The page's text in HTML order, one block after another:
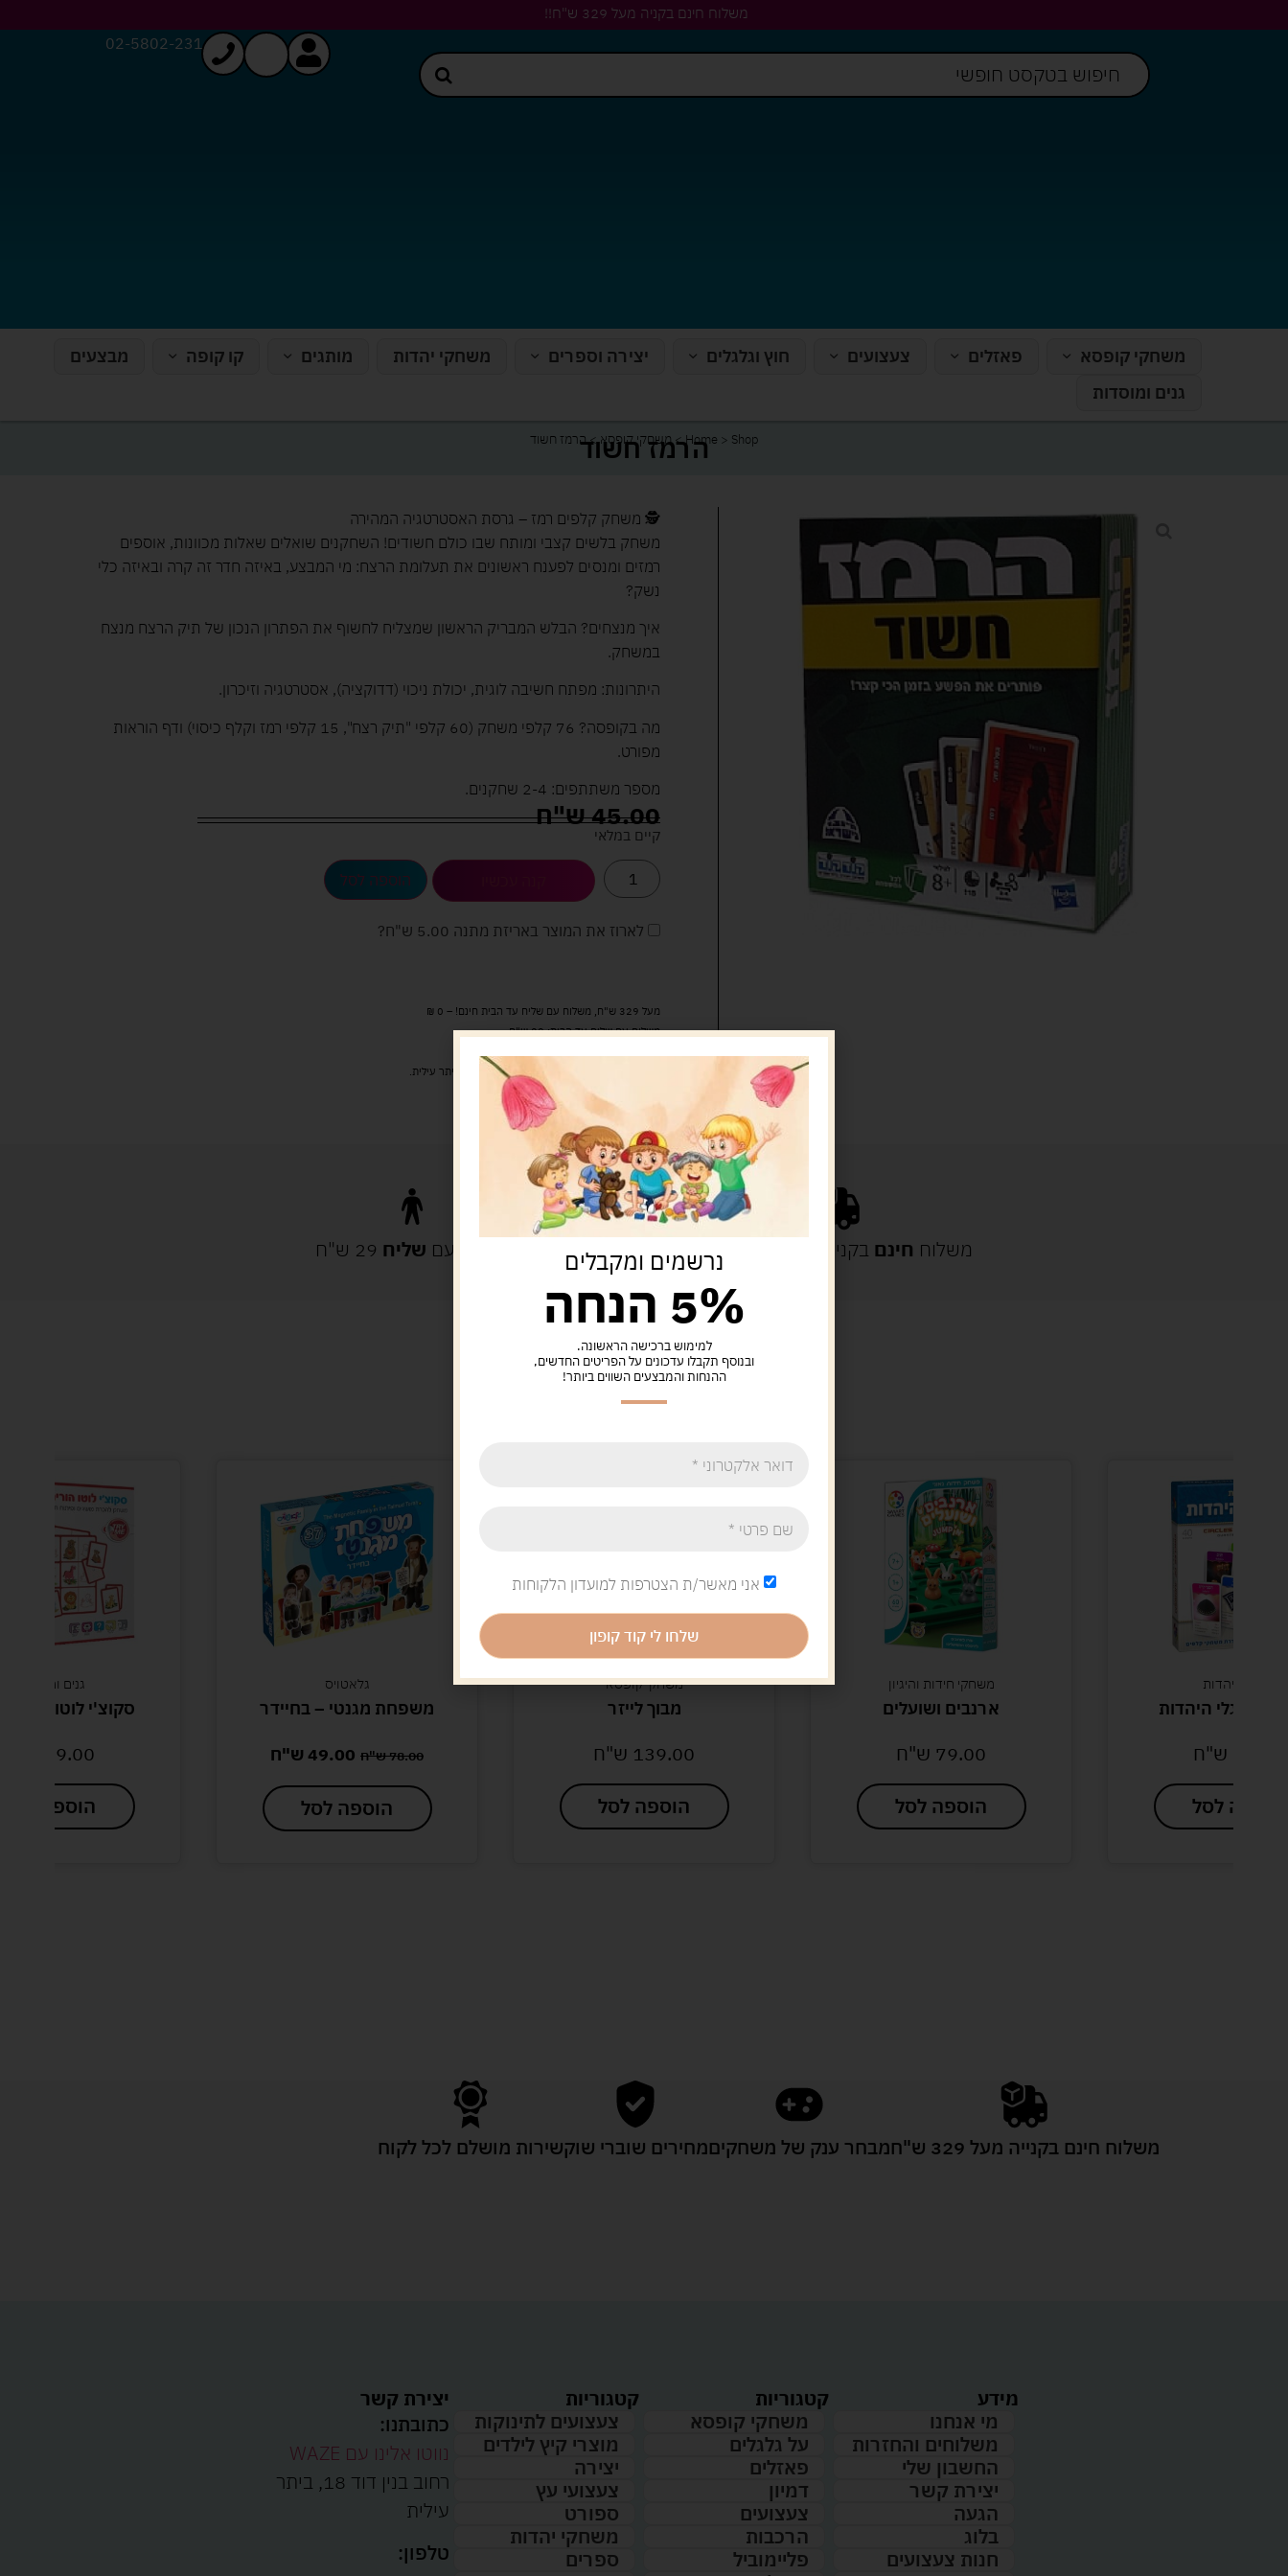
משלוח חינם בקניה מעל 329 ש"ח!!
02-5802-231
משחקי קופסא פאזלים צעצועים חוץ וגלגלים יצירה וספרים משחקי יהדות מותגים קו קופה
מבצעים
גנים ומוסדות
Home > Shop
>משחקי קופסא>הרמז חשודהרמז חשוד
🕵️ משחק קלפים רמז – גרסת האסטרטגיה המהירה
משחק בלשים קצבי ומותח שבו כולם חשודים! השחקנים שואלים שאלות מכוונות, אוספים
רמזים ומנסים לפענח ראשונים את תעלומת הרצח: מי המבצע, באיזה חדר זה קרה ובאיזה כלי
נשק?
איך מנצחים? הבלש המבריק הראשון שמצליח לחשוף את הפתרון הנכון של תיק הרצח מנצח
במשחק.
היתרונות: מפתח חשיבה לוגית, יכולת ניכוי (דדוקציה), אסטרטגיה וזיכרון.
מה בקופסה? 76 קלפי משחק (60 קלפי "תיק רצח", 15 קלפי רמז וקלף כיסוי) ודף הוראות
מפורט.
מספר משתתפים: 2-4 שחקנים.
45.00ש"ח
קיים במלאי
הוספה לסל
לארוז את המוצר באריזת מתנה 5.00 ש"ח ?
מעל 329 ש"ח, משלוח עם שליח עד הבית חינם! – 0 ₪
משלוח עם שליח עד הבית: 29 ש"ח
איסוף עצמי: מ"ביתר טויס" רחוב בניין דוד 18, ביתר עילית.
משלוח חינם בקנייה מעל 329 ש"ח משלוח עם שליח 29 ש"ח
מוצרים קשורים
משחקי קופסא גלאטויס
משפחת מגנטי – בחיידר
ש"ח
סקוצ'י לוטו הורים גורים
משלוח חינם בקנייה מעל 329 ש"ח מבחר ענק של משחקיםמחירים שוברי שוקשירות מושלם לכל לקוח
מידע
מי אנחנו
משלוחים והחזרות
החשבון שלי
יצירת קשר
הגעה
בלוג
חנות צעצועים
קטגוריות
משחקי קופסא
על גלגלים
פאזלים
דמיון
צעצועים
הרכבות
פליימוביל
קטגוריות
צעצועים לתינוקות
מוצרי קיץ לילדים
יצירה
צעצועי עץ
ספורט
משחקי יהדות
ספרים
יצירת קשר
כתובתנו:
נווטו אלינו עם WAZE
רחוב בנין דוד 18, ביתר
עילית
טלפון:
נרשמים ומקבלים
5% הנחה
למימוש ברכישה הראשונה.
ובנוסף תקבלו עדכונים על הפריטים החדשים,
ההנחות והמבצעים השווים ביותר!
אני מאשר/ת הצטרפות למועדון הלקוחות
שלחו לי קוד קופון